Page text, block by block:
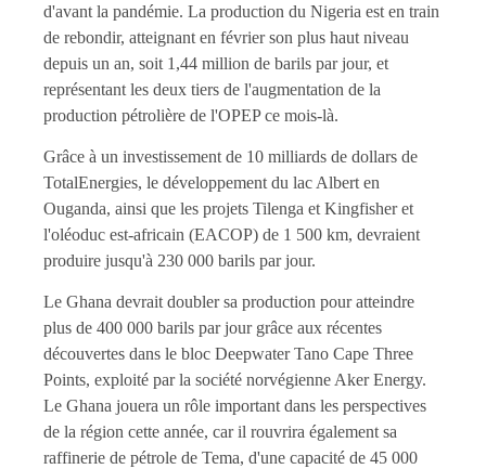
d'avant la pandémie. La production du Nigeria est en train
de rebondir, atteignant en février son plus haut niveau
depuis un an, soit 1,44 million de barils par jour, et
représentant les deux tiers de l'augmentation de la
production pétrolière de l'OPEP ce mois-là.
Grâce à un investissement de 10 milliards de dollars de
TotalEnergies, le développement du lac Albert en
Ouganda, ainsi que les projets Tilenga et Kingfisher et
l'oléoduc est-africain (EACOP) de 1 500 km, devraient
produire jusqu'à 230 000 barils par jour.
Le Ghana devrait doubler sa production pour atteindre
plus de 400 000 barils par jour grâce aux récentes
découvertes dans le bloc Deepwater Tano Cape Three
Points, exploité par la société norvégienne Aker Energy.
Le Ghana jouera un rôle important dans les perspectives
de la région cette année, car il rouvrira également sa
raffinerie de pétrole de Tema, d'une capacité de 45 000